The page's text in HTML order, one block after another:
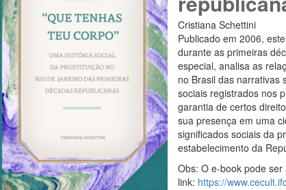
Cristiana Schettini
Publicado em 2006,
durante as primeiras
especial, analisa as
no Brasil das narrativas
sociais registrados nos
garantia de certos
sua presença em uma
significados sociais da
estabelecimento da
Obs: O e-book pode ser
link: https://